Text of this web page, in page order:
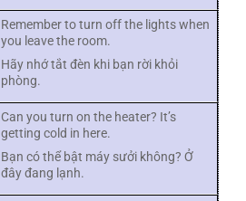
Remember to turn off the lights when
you leave the room.
Hãy nhớ tắt đèn khi bạn rời khỏi
phòng.
Can you turn on the heater? It’s
getting cold in here.
Bạn có thể bật máy sưởi không? Ở
đây đang lạnh.